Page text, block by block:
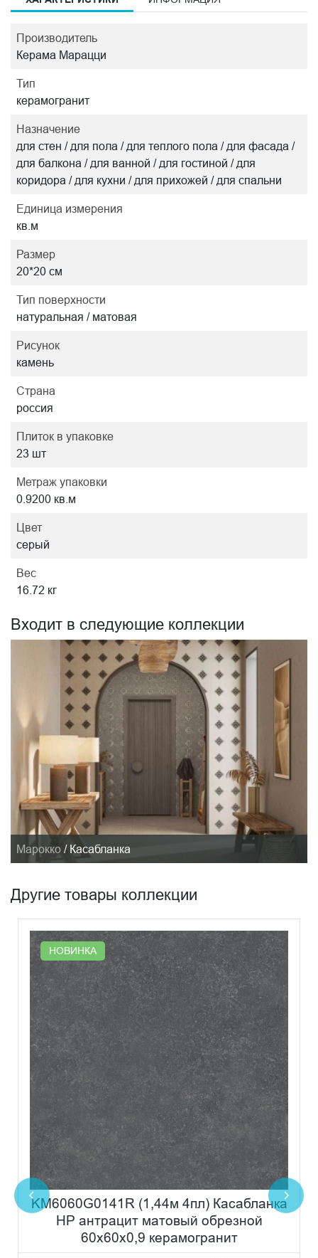
Производитель
Керама Марацци
Тип
керамогранит
Назначение
для стен / для пола / для теплого пола / для фасада /
для балкона / для ванной / для гостиной / для
коридора / для кухни / для прихожей / для спальни
Единица измерения
кв.м
Размер
20*20 см
Тип поверхности
натуральная / матовая
Рисунок
камень
Страна
россия
Плиток в упаковке
23 шт
Метраж упаковки
0.9200 кв.м
Цвет
серый
Вес
16.72 кг
Входит в следующие коллекции
Марокко / Касабланка
Другие товары коллекции
НОВИНКА
KM6060G0141R (1,44м 4пл) Касабланка
HP антрацит матовый обрезной
60x60x0,9 керамогранит